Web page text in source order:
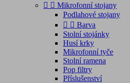
  Mikrofonní stojany
Podlahové stojany
  Barva
Stolní stojánky
Husí krky
Mikrofonní tyče
Stolní ramena
Pop filtry
Příslušenství